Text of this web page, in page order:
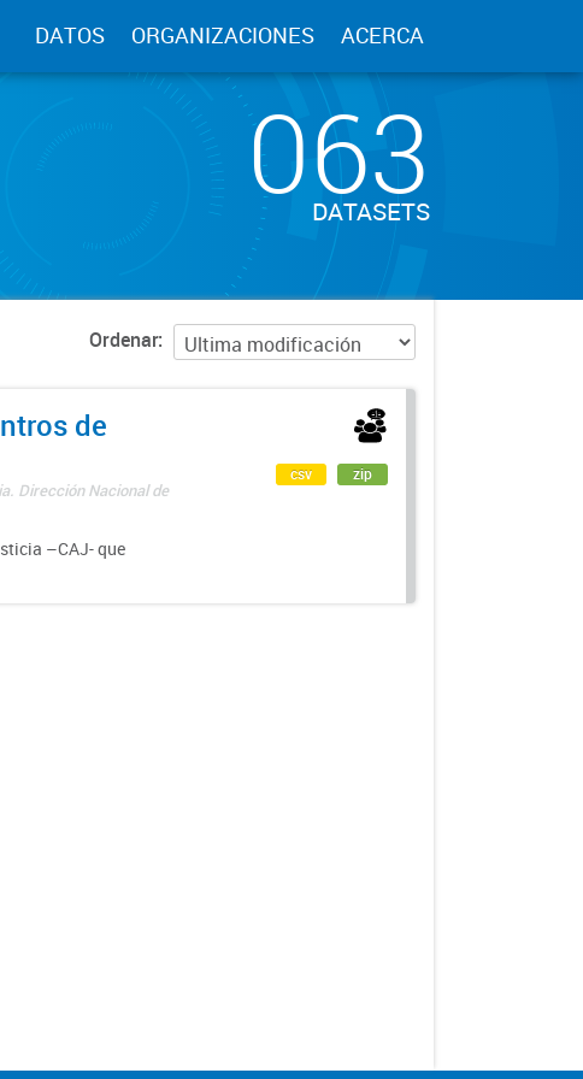
DATOS ORGANIZACIONES ACERCA
063
DATASETS
Ordenar
de
Dirección Nacional de
–CAJ- que
csv zip